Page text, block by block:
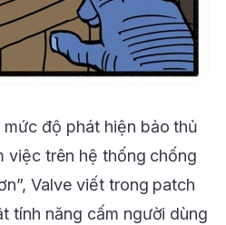
độ phát hiện bảo thủ
việc trên hệ thống chống
Valve viết trong patch
tính năng cấm người dùng